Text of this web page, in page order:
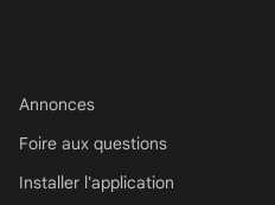
Annonces
Foire aux questions
Installer l'application